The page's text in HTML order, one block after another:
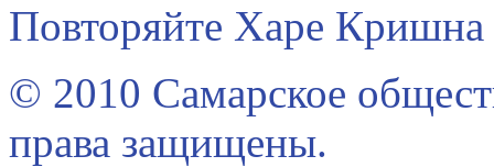
Повторяйте Харе Кришна
© 2010 Самарское
права защищены.